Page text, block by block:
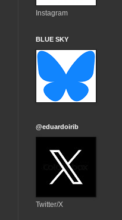
Instagram
BLUE SKY
@eduardoirib
Twitter/X